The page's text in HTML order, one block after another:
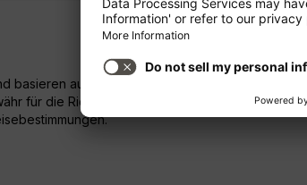
basieren ausschließlich auf Informationen, die
für die Richtigkeit, Vollständigkeit und